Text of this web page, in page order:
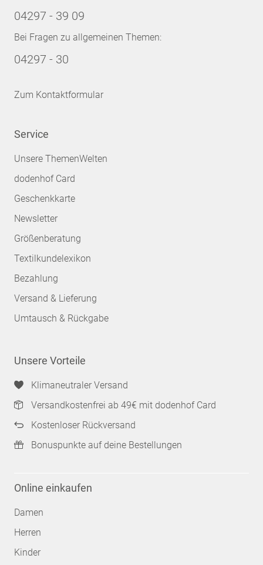
04297 - 39 09
Bei Fragen zu allgemeinen Themen:
04297 - 30
Zum Kontaktformular
Service
Unsere ThemenWelten
dodenhof Card
Geschenkkarte
Newsletter
Größenberatung
Textilkundelexikon
Bezahlung
Versand & Lieferung
Umtausch & Rückgabe
Unsere Vorteile
Klimaneutraler Versand
Versandkostenfrei ab 49€ mit dodenhof Card
Kostenloser Rückversand
Bonuspunkte auf deine Bestellungen
Online einkaufen
Damen
Herren
Kinder